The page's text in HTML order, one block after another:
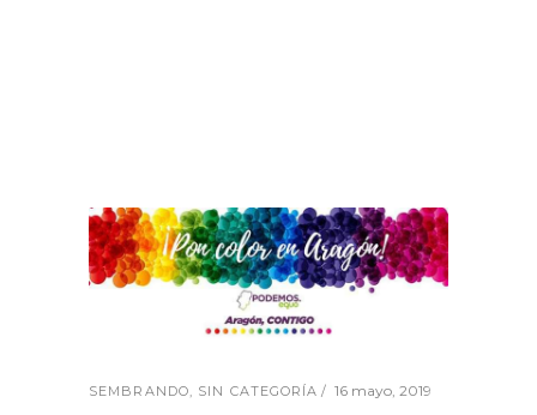
SEMBRANDO SIN CATEGORÍA 16 mayo, 2019